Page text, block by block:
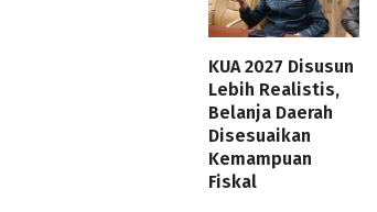
KUA 2027 Disusun
Lebih Realistis,
Belanja Daerah
Disesuaikan
Kemampuan
Fiskal